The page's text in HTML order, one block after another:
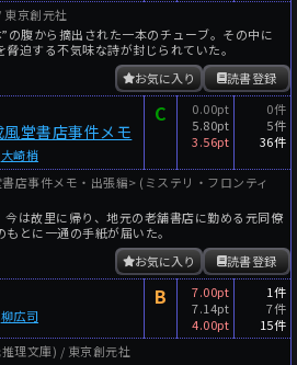
東京創元社
の腹から摘出された一本のチューブ。その中に
迫する不気味な詩が封じられていた。
読書登録
お気に入り
堂書店事件メモ
大崎梢
C
0.00pt
5.80pt
3.56pt
0件
5件
36件
店事件メモ・出張編> (ミステリ・フロンティ
今は故里に帰り、地元の老舗書店に勤める元同僚
とに一通の手紙が届いた。
読書登録
お気に入り
柳広司
B
7.00pt
7.14pt
4.00pt
1件
7件
15件
理文庫) / 東京創元社